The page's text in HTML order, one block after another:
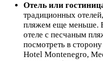
Отель или
традиционных
пляжем еще меньше.
отеле с песчаным
посмотреть в
Hotel Montenegro,